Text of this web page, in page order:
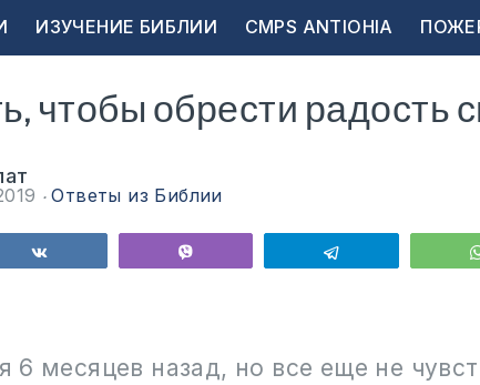
ИЗУЧЕНИЕ БИБЛИИ CMPS ANTIOHIA
чтобы обрести радость
Ответы из Библии
6 месяцев назад, но все еще не